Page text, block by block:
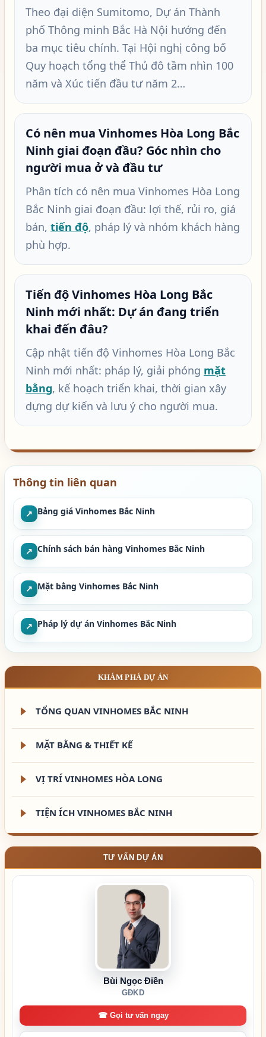
Theo đại diện Sumitomo, Dự án Thành
phố Thông minh Bắc Hà Nội hướng đến
ba mục tiêu chính. Tại Hội nghị công bố
Quy hoạch tổng thể Thủ đô tầm nhìn 100
năm và Xúc tiến đầu tư năm 2…
Có nên mua Vinhomes Hòa Long Bắc
Ninh giai đoạn đầu? Góc nhìn cho
người mua ở và đầu tư
Phân tích có nên mua Vinhomes Hòa Long
Bắc Ninh giai đoạn đầu: lợi thế, rủi ro, giá
bán, tiến độ, pháp lý và nhóm khách hàng
phù hợp.
Tiến độ Vinhomes Hòa Long Bắc
Ninh mới nhất: Dự án đang triển
khai đến đâu?
Cập nhật tiến độ Vinhomes Hòa Long Bắc
Ninh mới nhất: pháp lý, giải phóng mặt
bằng, kế hoạch triển khai, thời gian xây
dựng dự kiến và lưu ý cho người mua.
Thông tin liên quan
↗ Bảng giá Vinhomes Bắc Ninh
↗ Chính sách bán hàng Vinhomes Bắc Ninh
↗ Mặt bằng Vinhomes Bắc Ninh
↗ Pháp lý dự án Vinhomes Bắc Ninh
KHÁM PHÁ DỰ ÁN
TỔNG QUAN VINHOMES BẮC NINH
MẶT BẰNG & THIẾT KẾ
VỊ TRÍ VINHOMES HÒA LONG
TIỆN ÍCH VINHOMES BẮC NINH
TƯ VẤN DỰ ÁN
Bùi Ngọc Điền
GĐKD
☎ Gọi tư vấn ngay